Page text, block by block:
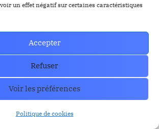
un effet négatif sur certaines caractéristiques
Accepter
Refuser
Voir les préférences
Politique de cookies